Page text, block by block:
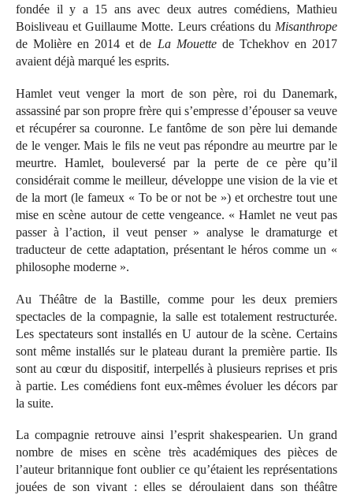
fondée il y a 15 ans avec deux autres comédiens, Mathieu
Boisliveau et Guillaume Motte. Leurs créations du Misanthrope
de Molière en 2014 et de La Mouettede Tchekhov en 2017
avaient déjà marqué les esprits.
Hamlet veut venger la mort de son père, roi du Danemark,
assassiné par son propre frère qui s’empresse d’épouser sa veuve
et récupérer sa couronne. Le fantôme de son père lui demande
de le venger. Mais le fils ne veut pas répondre au meurtre par le
meurtre. Hamlet, bouleversé par la perte de ce père qu’il
considérait comme le meilleur, développe une vision de la vie et
de la mort (le fameux « To be or not be ») et orchestre tout une
mise en scène autour de cette vengeance. « Hamlet ne veut pas
passer à l’action, il veut penser » analyse le dramaturge et
traducteur de cette adaptation, présentant le héros comme un «
philosophe moderne ».
Au Théâtre de la Bastille, comme pour les deux premiers
spectacles de la compagnie, la salle est totalement restructurée.
Les spectateurs sont installés en U autour de la scène. Certains
sont même installés sur le plateau durant la première partie. Ils
sont au cœur du dispositif, interpellés à plusieurs reprises et pris
à partie. Les comédiens font eux-mêmes évoluer les décors par
la suite.
La compagnie retrouve ainsi l’esprit shakespearien. Un grand
nombre de mises en scène très académiques des pièces de
l’auteur britannique font oublier ce qu’étaient les représentations
jouées de son vivant : elles se déroulaient dans son théâtre